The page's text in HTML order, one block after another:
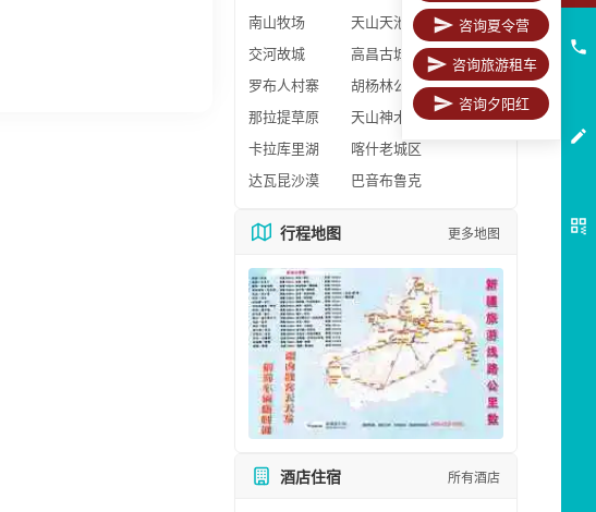
南山牧场
天山天池
交河故城
高昌古城
罗布人村寨
胡杨林公园
那拉提草原
天山神木园
卡拉库里湖
喀什老城区
达瓦昆沙漠
巴音布鲁克
行程地图 更多地图
酒店住宿 所有酒店
咨询夏令营
咨询旅游租车
咨询夕阳红